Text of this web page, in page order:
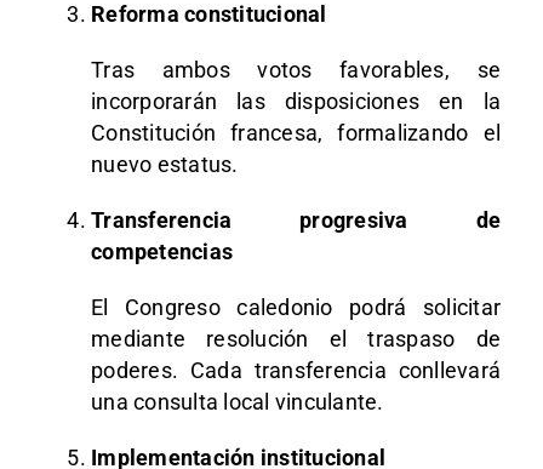
Reforma constitucional
Tras ambos votos favorables, se
incorporarán las disposiciones en la
Constitución francesa, formalizando el
nuevo estatus.
Transferencia progresiva de
competencias
El Congreso caledonio podrá solicitar
mediante resolución el traspaso de
poderes. Cada transferencia conllevará
una consulta local vinculante.
Implementación institucional